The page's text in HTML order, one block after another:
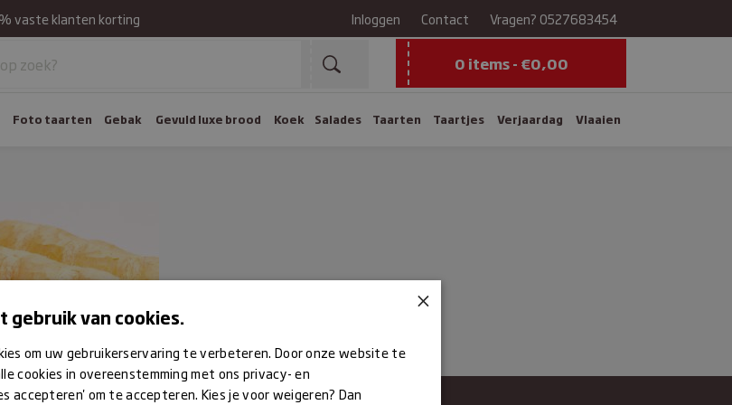
vaste klanten korting Inloggen Contact Vragen? 0527683454
0 items - €0,00
Foto taarten Gebak Gevuld luxe brood Koek Salades Taarten Taartjes Verjaardag Vlaaien
×
gebruik van cookies.
om uw gebruikerservaring te verbeteren. Door onze website te
cookies in overeenstemming met ons privacy- en
accepteren' om te accepteren. Kies je voor weigeren? Dan